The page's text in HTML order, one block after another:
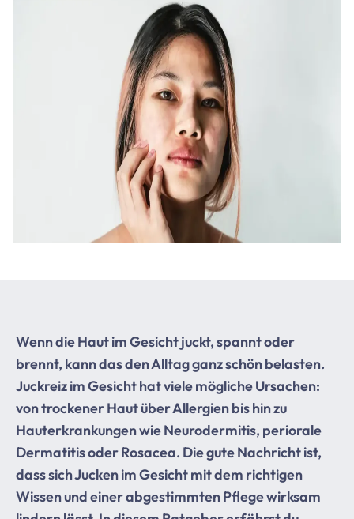
Wenn die Haut im Gesicht juckt, spannt oder
brennt, kann das den Alltag ganz schön belasten.
Juckreiz im Gesicht hat viele mögliche Ursachen:
von trockener Haut über Allergien bis hin zu
Hauterkrankungen wie Neurodermitis, periorale
Dermatitis oder Rosacea. Die gute Nachricht ist,
dass sich Jucken im Gesicht mit dem richtigen
Wissen und einer abgestimmten Pflege wirksam